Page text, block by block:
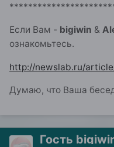
Если Вам - bigiwin &
ознакомьтесь.
http://newslab.ru/
Думаю, что Ваша
Гость